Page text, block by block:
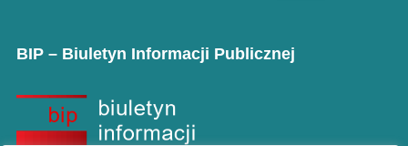
BIP – Biuletyn Informacji Publicznej